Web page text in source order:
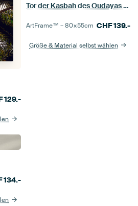
129.-
Tor der Kasbah des Oudayas in Rabat, Marokko
ArtFrame™ –80×55cm CHF139.-
Größe & Material selbst wählen
134.-